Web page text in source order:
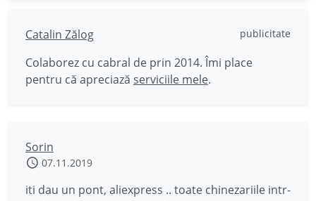
Catalin Zălog publicitate
Colaborez cu cabral de prin 2014. Îmi place
pentru că apreciază serviciile mele.
Sorin
07.11.2019
iti dau un pont, aliexpress .. toate chinezariile intr-